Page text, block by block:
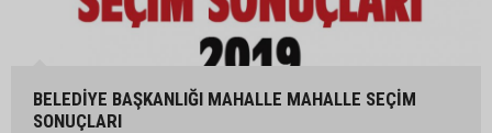
BELEDİYE BAŞKANLIĞI MAHALLE MAHALLE SEÇİM
SONUÇLARI